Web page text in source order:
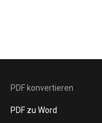
PDF konvertieren
PDF zu Word